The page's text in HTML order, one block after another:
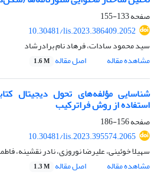
صفحه133-155
10.30481/lis.2023.386409.2052
سید محمود سادات، فرهاد نام برادرشاد
مشاهده مقاله
اصل مقاله 1.6 M
شناسایی مؤلفه‌های تحول دیجیتال
استفاده از روش فراترکیب
صفحه156-186
10.30481/lis.2023.395574.2065
سهیلا خوئینی، علیرضا نوروزی، نادر نقشینه،
مشاهده مقاله
اصل مقاله 1.3 M